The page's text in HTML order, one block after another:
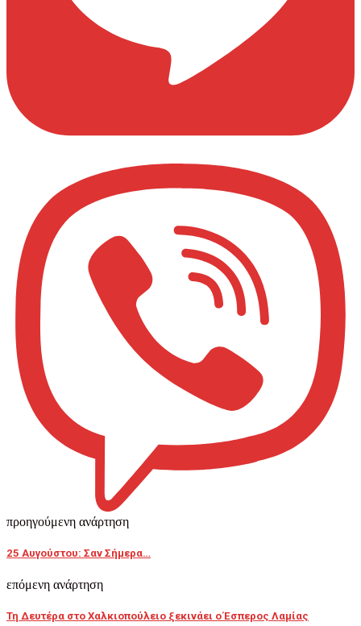
προηγούμενη ανάρτηση
25 Aυγούστου: Σαν Σήμερα…
επόμενη ανάρτηση
Τη Δευτέρα στο Χαλκιοπούλειο ξεκινάει ο Έσπερος Λαμίας